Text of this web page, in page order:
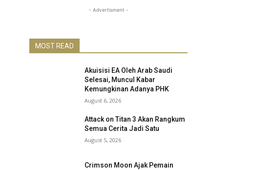
- Advertisment -
MOST READ
Akuisisi EA Oleh Arab Saudi
Selesai, Muncul Kabar
Kemungkinan Adanya PHK
August 6, 2026
Attack on Titan 3 Akan Rangkum
Semua Cerita Jadi Satu
August 5, 2026
Crimson Moon Ajak Pemain